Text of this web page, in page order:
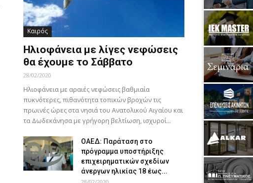
Καιρός
Ηλιοφάνεια με λίγες νεφώσεις
θα έχουμε το Σάββατο
28/02/2020
Ηλιοφάνεια με αραιές νεφώσεις βαθμιαία
πυκνότερες, πιθανότητα τοπικών βροχών τις
πρωινές ώρες στα νησιά του Ανατολικού Αιγαίου και
τα Δωδεκάνησα με γρήγορη βελτίωση, ισχυροί...
ΟΑΕΔ: Παράταση στο
πρόγραμμα υποστήριξης
επιχειρηματικών σχεδίων
άνεργων ηλικίας 18 έως...